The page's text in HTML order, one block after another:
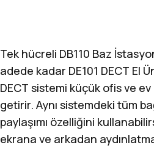
Tek hücreli DB110 Baz
adede kadar DE101 DECT El
DECT sistemi küçük ofis ve
getirir. Aynı sistemdeki tüm
paylaşımı özelliğini
ekrana ve arkadan